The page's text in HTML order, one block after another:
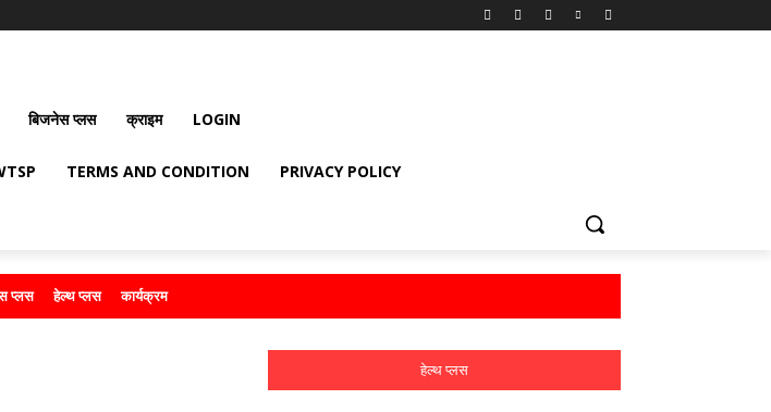
बिजनेस प्लस क्राइम LOGIN
TERMS AND CONDITION PRIVACY POLICY
प्लस हेल्थ प्लस कार्यक्रम
हेल्थ प्लस